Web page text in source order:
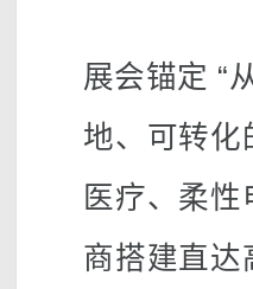
展会锚定 “
地、可转化
医疗、柔
商搭建直达